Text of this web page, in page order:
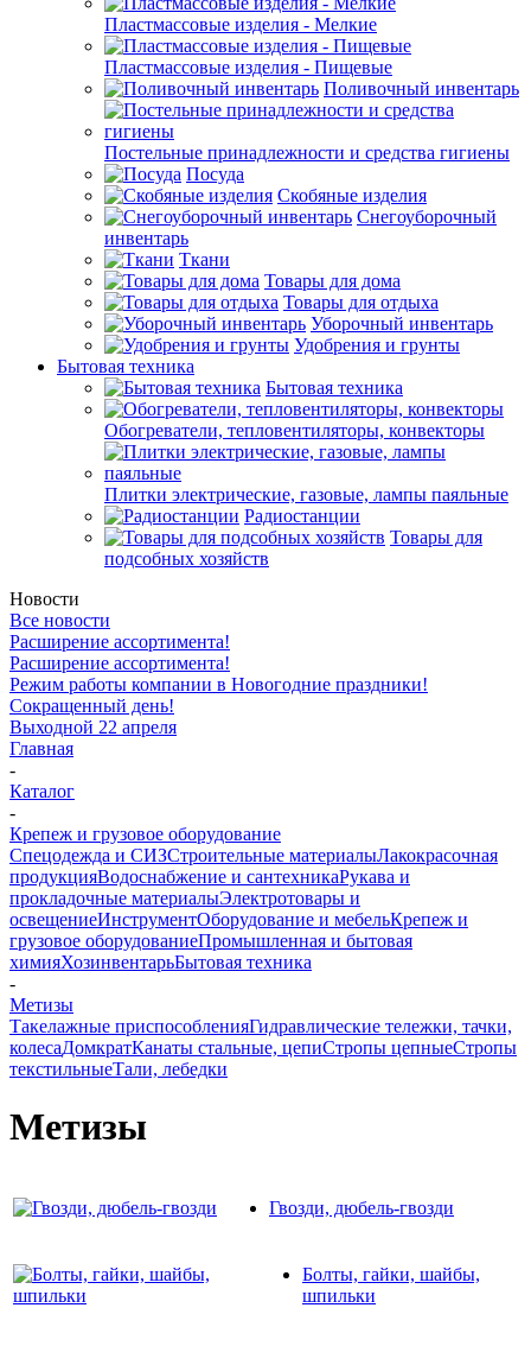
Пластмассовые изделия - Мелкие
Пластмассовые изделия - Пищевые
Поливочный инвентарь
Постельные принадлежности и средства гигиены
Посуда
Скобяные изделия
Снегоуборочный
инвентарь
Ткани
Товары для дома
Товары для отдыха
Уборочный инвентарь
Удобрения и грунты
Бытовая техника
Бытовая техника
Обогреватели, тепловентиляторы, конвекторы
Плитки электрические, газовые, лампы паяльные
Радиостанции
Товары для
подсобных хозяйств
Новости
Все новости
Расширение ассортимента!
Расширение ассортимента!
Режим работы компании в Новогодние праздники!
Сокращенный день!
Выходной 22 апреля
Главная
-
Каталог
-
Крепеж и грузовое оборудование
Спецодежда и СИЗСтроительные материалыЛакокрасочная
продукцияВодоснабжение и сантехникаРукава и
прокладочные материалыЭлектротовары и
освещениеИнструментОборудование и мебельКрепеж и
грузовое оборудованиеПромышленная и бытовая
химияХозинвентарьБытовая техника
-
Метизы
Такелажные приспособленияГидравлические тележки, тачки,
колесаДомкратКанаты стальные, цепиСтропы цепныеСтропы
текстильныеТали, лебедки
Метизы
Гвозди, дюбель-гвозди
Болты, гайки, шайбы,
шпильки